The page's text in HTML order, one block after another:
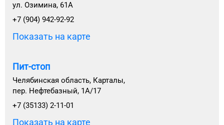
ул. Озимина, 61А
+7 (904) 942-92-92
Показать на карте
Пит-стоп
Челябинская область, Карталы,
пер. Нефтебазный, 1А/17
+7 (35133) 2-11-01
Показать на карте